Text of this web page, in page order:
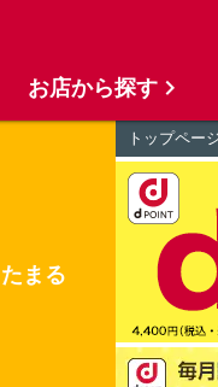
まる
トップペー
お店から探す